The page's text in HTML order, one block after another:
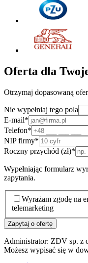
Oferta dla
Otrzymaj dopasowaną
Nie wypełniaj tego pola
E-mail*
Telefon*
NIP firmy*
Roczny przychód (zł)*
Wypełniając formularz
zapytania.
Wyrażam zgodę na
telemarketing
Zapytaj o ofertę
Administrator: ZDV sp. z
Możesz wypisać się w